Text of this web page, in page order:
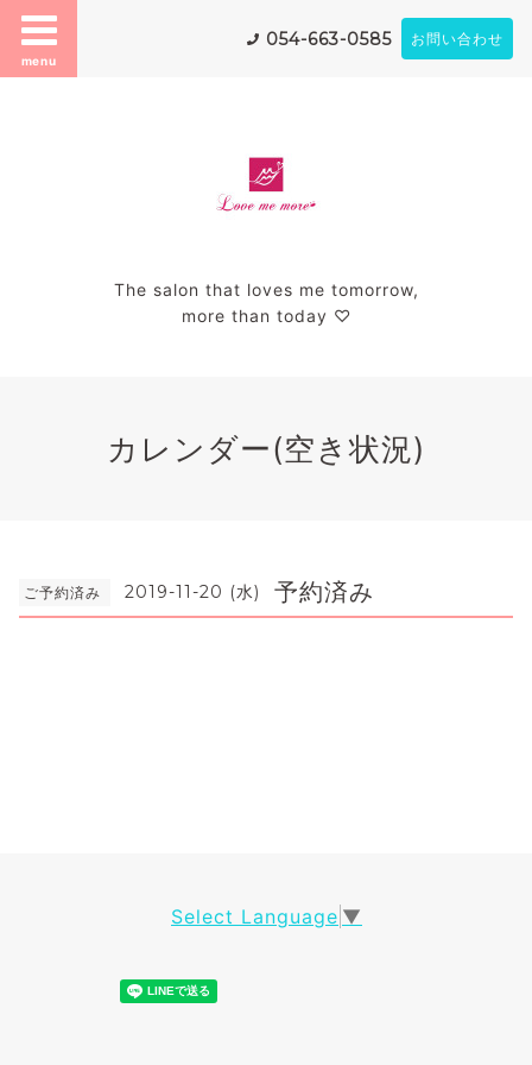
menu
054-663-0585 お問い合わせ
The salon that loves me tomorrow,
more than today ♡
カレンダー(空き状況)
ご予約済み 2019-11-20 (水) 予約済み
Select Language ▼